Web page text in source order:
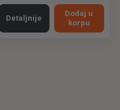
Detaljnije
Dodaj u
korpu